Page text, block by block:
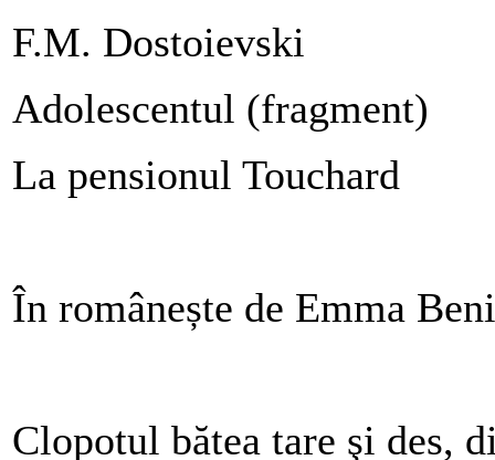
F.M. Dostoievski
Adolescentul (fragment)
La pensionul Touchard
În românește de Emma
Clopotul bătea tare şi des,